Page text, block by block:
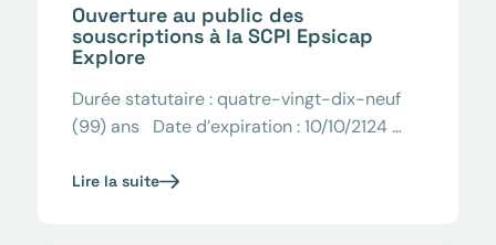
Ouverture au public des
souscriptions à la SCPI Epsicap
Explore
Durée statutaire : quatre-vingt-dix-neuf
(99) ans Date d’expiration : 10/10/2124 …
Lire la suite